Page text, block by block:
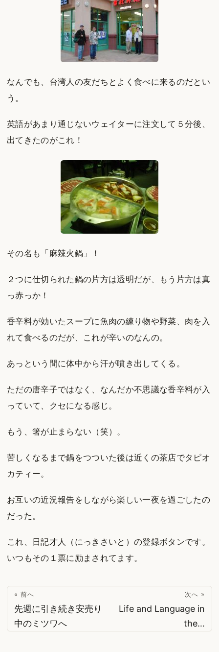
なんでも、台湾人の友だちとよく食べに来るのだとい
う。
英語があまり通じないウェイターに注文して５分後、
出てきたのがこれ！
その名も「麻辣火鍋」！
２つに仕切られた鍋の片方は透明だが、もう片方は真
っ赤っか！
香辛料が効いたスープに魚肉の練り物や野菜、肉を入
れて食べるのだが、これが辛いのなんの。
あっという間に体中から汗が噴き出してくる。
ただの唐辛子ではなく、なんだか不思議な香辛料が入
っていて、クセになる感じ。
もう、箸が止まらない（笑）。
苦しくなるまで鍋をつついた後は近くの茶店でタピオ
カティー。
お互いの近況報告をしながら楽しい一夜を過ごしたの
だった。
これ、日記才人（にっきさいと）の登録ボタンです。
いつもその１票に励まされてます。
« 前へ
先週に引き続き安売り
中のミツワへ
次へ »
Life and Language in
the…